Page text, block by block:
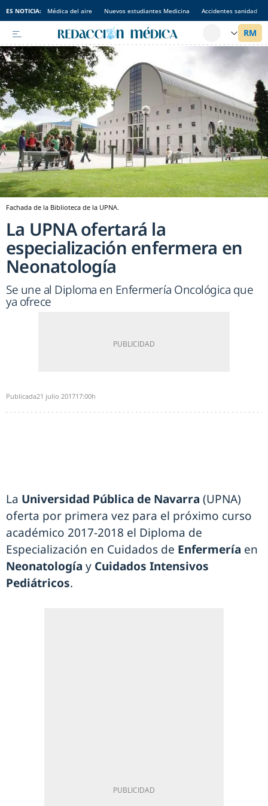
ES NOTICIA: Médica del aire Nuevos estudiantes Medicina Accidentes sanidad
Fachada de la Biblioteca de la UPNA.
La UPNA ofertará la
especialización enfermera en
Neonatología
Se une al Diploma en Enfermería Oncológica que
ya ofrece
Publicada21 julio 201717:00h
La Universidad Pública de Navarra (UPNA)
oferta por primera vez para el próximo curso
académico 2017-2018 el Diploma de
Especialización en Cuidados de Enfermería en
Neonatología y Cuidados Intensivos
Pediátricos.